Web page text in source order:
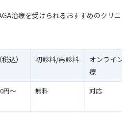
治療を受けられるおすすめのクリニ
込） 初診料/再診料
オンライン治
療
円〜 無料 対応